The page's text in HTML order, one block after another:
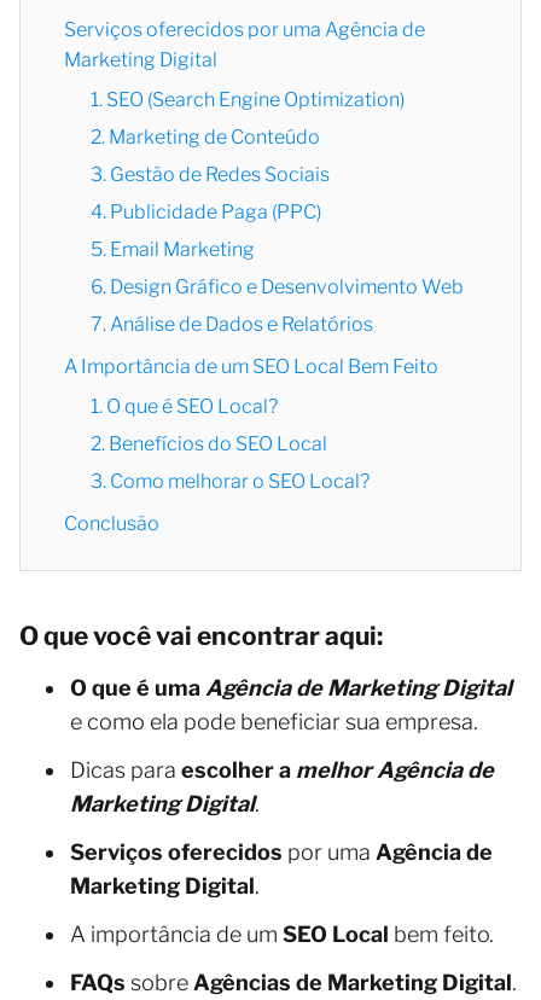
Serviços oferecidos por uma Agência de
Marketing Digital
1. SEO (Search Engine Optimization)
2. Marketing de Conteúdo
3. Gestão de Redes Sociais
4. Publicidade Paga (PPC)
5. Email Marketing
6. Design Gráfico e Desenvolvimento Web
7. Análise de Dados e Relatórios
A Importância de um SEO Local Bem Feito
1. O que é SEO Local?
2. Benefícios do SEO Local
3. Como melhorar o SEO Local?
Conclusão
O que você vai encontrar aqui:
O que é uma Agência de Marketing Digital
e como ela pode beneficiar sua empresa.
Dicas para escolher a melhor Agência de
Marketing Digital.
Serviços oferecidos por uma Agência de
Marketing Digital.
A importância de um SEO Local bem feito.
FAQs sobre Agências de Marketing Digital.